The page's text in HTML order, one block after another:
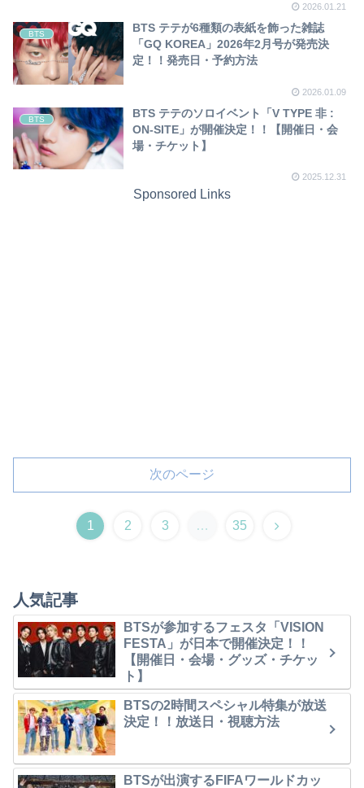
2026.01.21
BTS
BTS テテが6種類の表紙を飾った雑誌
「GQ KOREA」2026年2月号が発売決
定！！発売日・予約方法
2026.01.09
BTS
BTS テテのソロイベント「V TYPE 非 :
ON-SITE」が開催決定！！【開催日・会
場・チケット】
2025.12.31
Sponsored Links
次のページ
1 2 3 … 35
人気記事
BTSが参加するフェスタ「VISION
FESTA」が日本で開催決定！！
【開催日・会場・グッズ・チケッ
ト】
BTSの2時間スペシャル特集が放送
決定！！放送日・視聴方法
BTSが出演するFIFAワールドカッ